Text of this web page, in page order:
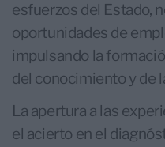
esfuerzos del Estado,
oportunidades de
impulsando la
del conocimiento y de
La apertura a las
el acierto en el